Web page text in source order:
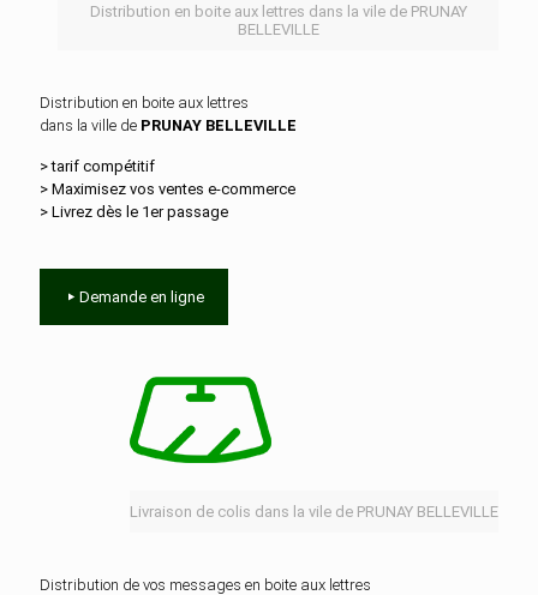
Distribution en boite aux lettres dans la vile de PRUNAY
BELLEVILLE
Distribution en boite aux lettres
dans la ville de PRUNAY BELLEVILLE
> tarif compétitif
> Maximisez vos ventes e‑commerce
> Livrez dès le 1er passage
Demande en ligne
Livraison de colis dans la vile de PRUNAY BELLEVILLE
Distribution de vos messages en boite aux lettres